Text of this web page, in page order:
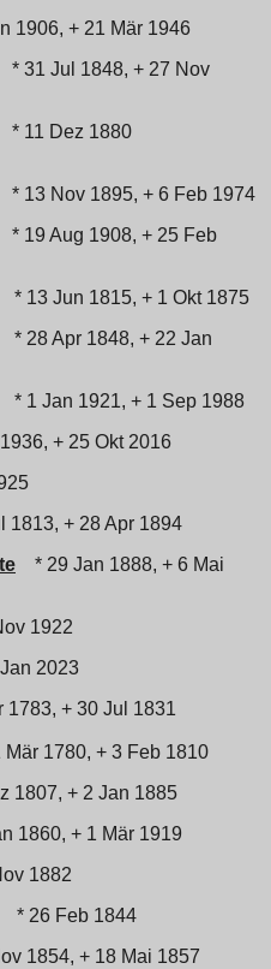
1906, + 21 Mär 1946
* 31 Jul 1848, + 27 Nov
* 11 Dez 1880
* 13 Nov 1895, + 6 Feb 1974
* 19 Aug 1908, + 25 Feb
* 13 Jun 1815, + 1 Okt 1875
* 28 Apr 1848, + 22 Jan
* 1 Jan 1921, + 1 Sep 1988
+ 25 Okt 2016
1813, + 28 Apr 1894
* 29 Jan 1888, + 6 Mai
1922
2023
1783, + 30 Jul 1831
Mär 1780, + 3 Feb 1810
1807, + 2 Jan 1885
1860, + 1 Mär 1919
1882
* 26 Feb 1844
1854, + 18 Mai 1857